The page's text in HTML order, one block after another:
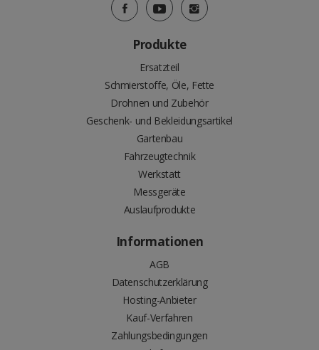
Produkte
Ersatzteil
Schmierstoffe, Öle, Fette
Drohnen und Zubehör
Geschenk- und Bekleidungsartikel
Gartenbau
Fahrzeugtechnik
Werkstatt
Messgeräte
Auslaufprodukte
Informationen
AGB
Datenschutzerklärung
Hosting-Anbieter
Kauf-Verfahren
Zahlungsbedingungen